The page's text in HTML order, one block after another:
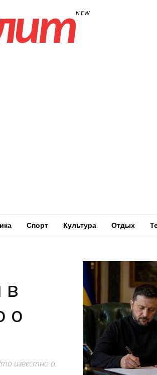
NEW
Спорт Культура Отдых
в
о
известно о